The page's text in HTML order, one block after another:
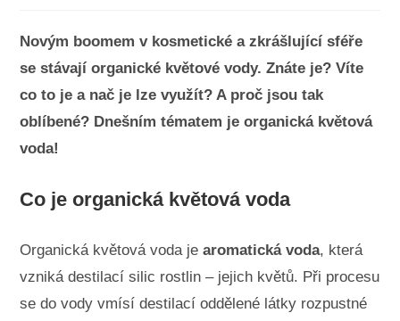
Novým boomem v kosmetické a zkrášlující sféře
se stávají organické květové vody. Znáte je? Víte
co to je a nač je lze využít? A proč jsou tak
oblíbené? Dnešním tématem je organická květová
voda!
Co je organická květová voda
Organická květová voda jearomatická voda, která
vzniká destilací silic rostlin – jejich květů. Při procesu
se do vody vmísí destilací oddělené látky rozpustné